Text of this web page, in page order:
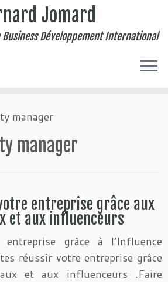
Jomard
Développement International
manager
manager
entreprise grâce aux
et aux influenceurs
entreprise grâce à l’Influence
réussir votre entreprise grâce
et aux influenceurs .Faire